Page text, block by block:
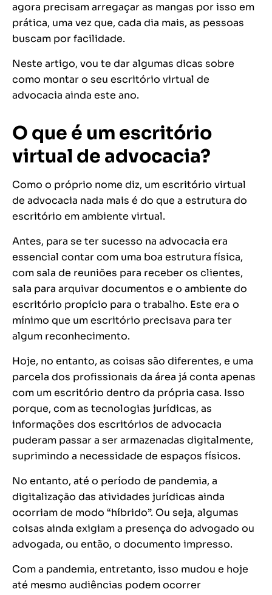
agora precisam arregaçar as mangas por isso em
prática, uma vez que, cada dia mais, as pessoas
buscam por facilidade.
Neste artigo, vou te dar algumas dicas sobre
como montar o seu escritório virtual de
advocacia ainda este ano.
O que é um escritório
virtual de advocacia?
Como o próprio nome diz, um escritório virtual
de advocacia nada mais é do que a estrutura do
escritório em ambiente virtual.
Antes, para se ter sucesso na advocacia era
essencial contar com uma boa estrutura física,
com sala de reuniões para receber os clientes,
sala para arquivar documentos e o ambiente do
escritório propício para o trabalho. Este era o
mínimo que um escritório precisava para ter
algum reconhecimento.
Hoje, no entanto, as coisas são diferentes, e uma
parcela dos profissionais da área já conta apenas
com um escritório dentro da própria casa. Isso
porque, com as tecnologias jurídicas, as
informações dos escritórios de advocacia
puderam passar a ser armazenadas digitalmente,
suprimindo a necessidade de espaços físicos.
No entanto, até o período de pandemia, a
digitalização das atividades jurídicas ainda
ocorriam de modo “híbrido”. Ou seja, algumas
coisas ainda exigiam a presença do advogado ou
advogada, ou então, o documento impresso.
Com a pandemia, entretanto, isso mudou e hoje
até mesmo audiências podem ocorrer